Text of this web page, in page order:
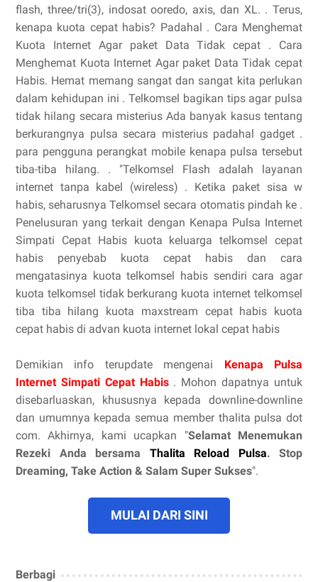
flash, three/tri(3), indosat ooredo, axis, dan XL. . Terus,
kenapa kuota cepat habis? Padahal . Cara Menghemat
Kuota Internet Agar paket Data Tidak cepat . Cara
Menghemat Kuota Internet Agar paket Data Tidak cepat
Habis. Hemat memang sangat dan sangat kita perlukan
dalam kehidupan ini . Telkomsel bagikan tips agar pulsa
tidak hilang secara misterius Ada banyak kasus tentang
berkurangnya pulsa secara misterius padahal gadget .
para pengguna perangkat mobile kenapa pulsa tersebut
tiba-tiba hilang. . "Telkomsel Flash adalah layanan
internet tanpa kabel (wireless) . Ketika paket sisa w
habis, seharusnya Telkomsel secara otomatis pindah ke .
Penelusuran yang terkait dengan Kenapa Pulsa Internet
Simpati Cepat Habis kuota keluarga telkomsel cepat
habis penyebab kuota cepat habis dan cara
mengatasinya kuota telkomsel habis sendiri cara agar
kuota telkomsel tidak berkurang kuota internet telkomsel
tiba tiba hilang kuota maxstream cepat habis kuota
cepat habis di advan kuota internet lokal cepat habis
Demikian info terupdate mengenai Kenapa Pulsa
Internet Simpati Cepat Habis . Mohon dapatnya untuk
disebarluaskan, khususnya kepada downline-downline
dan umumnya kepada semua member thalita pulsa dot
com. Akhirnya, kami ucapkan "Selamat Menemukan
Rezeki Anda bersama Thalita Reload Pulsa. Stop
Dreaming, Take Action & Salam Super Sukses".
MULAI DARI SINI
Berbagi